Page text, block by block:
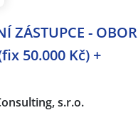
ZÁSTUPCE - OBOR
50.000 Kč) +
s.r.o.